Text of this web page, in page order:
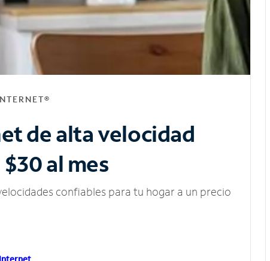
de alta velocidad
al mes
confiables para tu hogar a un precio